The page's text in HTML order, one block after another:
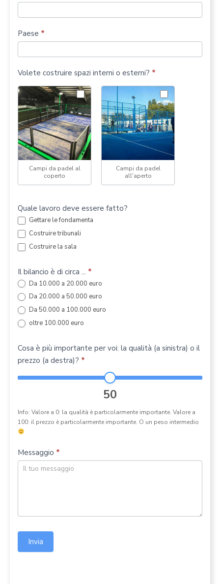
Paese *
Volete costruire spazi interni o esterni? *
Campi da padel al
coperto
Campi da padel
all'aperto
Quale lavoro deve essere fatto?
Gettare le fondamenta
Costruire tribunali
Costruire la sala
Il bilancio è di circa ... *
Da 10.000 a 20.000 euro
Da 20.000 a 50.000 euro
Da 50.000 a 100.000 euro
oltre 100.000 euro
Cosa è più importante per voi: la qualità (a sinistra) o il
prezzo (a destra)? *
50
Info: Valore a 0: la qualità è particolarmente importante. Valore a
100: il prezzo è particolarmente importante. O un peso intermedio
Messaggio *
Invia